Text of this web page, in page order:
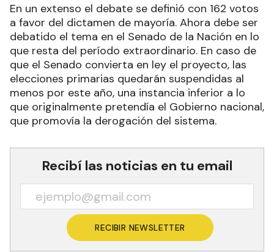
En un extenso el debate se definió con 162 votos
a favor del dictamen de mayoría. Ahora debe ser
debatido el tema en el Senado de la Nación en lo
que resta del período extraordinario. En caso de
que el Senado convierta en ley el proyecto, las
elecciones primarias quedarán suspendidas al
menos por este año, una instancia inferior a lo
que originalmente pretendía el Gobierno nacional,
que promovía la derogación del sistema.
Recibí las noticias en tu email
RECIBIR NEWSLETTER